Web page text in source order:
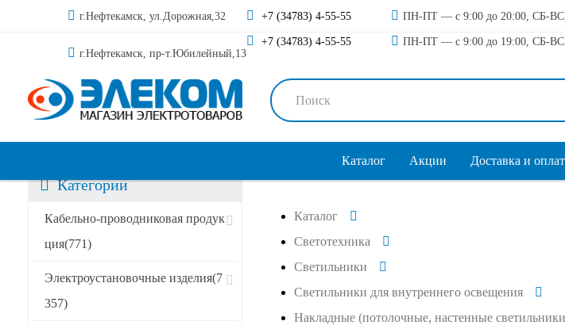
г.Нефтекамск, ул.Дорожная,32
г.Нефтекамск, пр-т.Юбилейный,13
+7 (34783) 4-55-55
+7 (34783) 4-55-55
ПН-ПТ — с 9:00 до 20:00, СБ-ВС
ПН-ПТ — с 9:00 до 19:00, СБ-ВС
Каталог Акции Доставка и
Категории
Кабельно-проводниковая продук
ция(771)
Электроустановочные изделия(7
357)
Каталог
Светотехника
Светильники
Светильники для внутреннего освещения
Накладные (потолочные, настенные